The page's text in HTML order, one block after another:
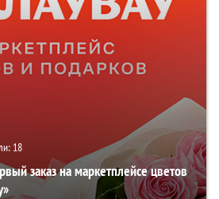
18
заказ на маркетплейсе цветов